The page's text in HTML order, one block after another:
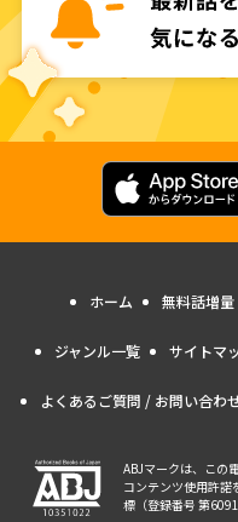
ホーム 無料話増量
ジャンル一覧 サイトマ
よくあるご質問 / お問い合わ
ABJマークは、この
コンテンツ使用許諾
標（登録番号 第